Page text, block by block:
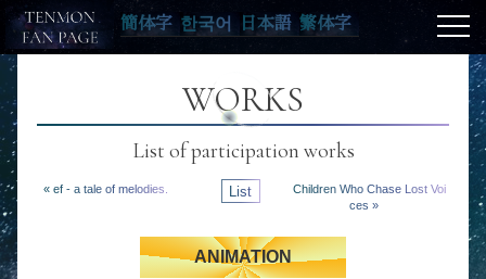
簡体字 한국어 日本語 繁体字
WORKS
List of participation works
« ef - a tale of melodies. List
Children Who Chase Lost Voi
ces »
ANIMATION